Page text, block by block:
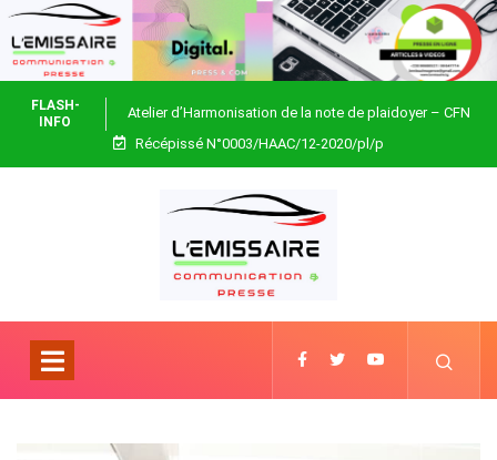
FLASH-
INFO
Atelier d’Harmonisation de la note de plaidoyer – CFN
Togo
Récépissé N°0003/HAAC/12-2020/pl/p